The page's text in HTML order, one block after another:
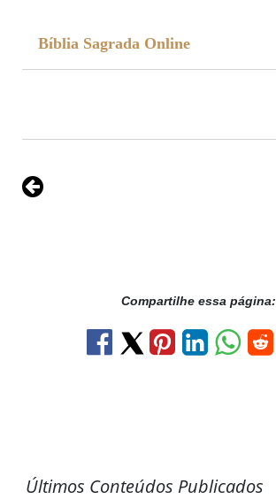
Bíblia Sagrada Online
Compartilhe essa página:
Últimos Conteúdos Publicados